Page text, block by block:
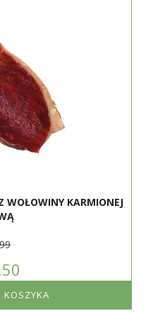
WOŁOWINY KARMIONEJ
KOSZYKA